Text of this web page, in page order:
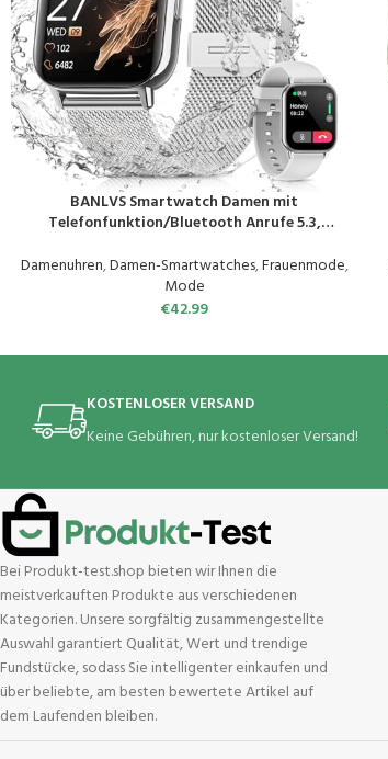
PRODUKT KAUFEN
BANLVS Smartwatch Damen mit
Telefonfunktion/Bluetooth Anrufe 5.3,
Schlafmonitor, SpO2, IP68 Wasserdicht
Schrittzähler Fitness Tracker iOS Android Silber
Damenuhren,Damen-Smartwatches,Frauenmode,
Mode
€42.99
KOSTENLOSER VERSAND
Keine Gebühren, nur kostenloser Versand!
Bei Produkt-test.shop bieten wir Ihnen die
meistverkauften Produkte aus verschiedenen
Kategorien. Unsere sorgfältig zusammengestellte
Auswahl garantiert Qualität, Wert und trendige
Fundstücke, sodass Sie intelligenter einkaufen und
über beliebte, am besten bewertete Artikel auf
dem Laufenden bleiben.